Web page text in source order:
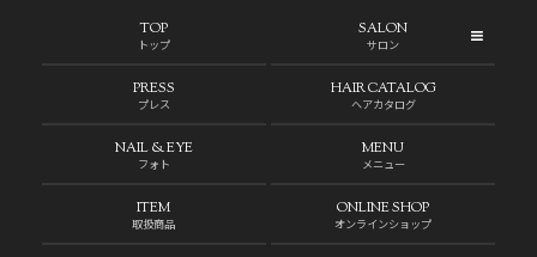
TOP
トップ
SALON
サロン
PRESS
プレス
HAIR CATALOG
ヘアカタログ
NAIL & EYE
フォト
MENU
メニュー
ITEM
取扱商品
ONLINE SHOP
オンラインショップ